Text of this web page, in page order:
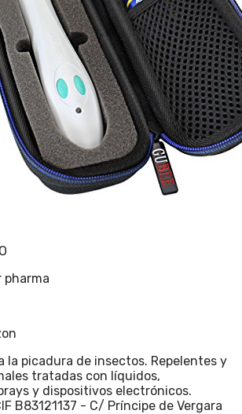
pharma
la picadura de insectos. Repelentes y
tratadas con líquidos,
y dispositivos electrónicos.
B83121137 - C/ Príncipe de Vergara